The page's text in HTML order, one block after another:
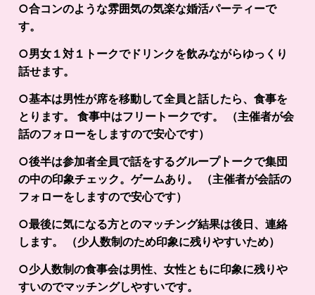
○合コンのような雰囲気の気楽な婚活パーティーで
す。
○男女１対１トークでドリンクを飲みながらゆっくり
話せます。
○基本は男性が席を移動して全員と話したら、食事を
とります。 食事中はフリートークです。 （主催者が会
話のフォローをしますので安心です）
○後半は参加者全員で話をするグループトークで集団
の中の印象チェック。ゲームあり。 （主催者が会話の
フォローをしますので安心です）
○最後に気になる方とのマッチング結果は後日、連絡
します。 （少人数制のため印象に残りやすいため）
○少人数制の食事会は男性、女性ともに印象に残りや
すいのでマッチングしやすいです。